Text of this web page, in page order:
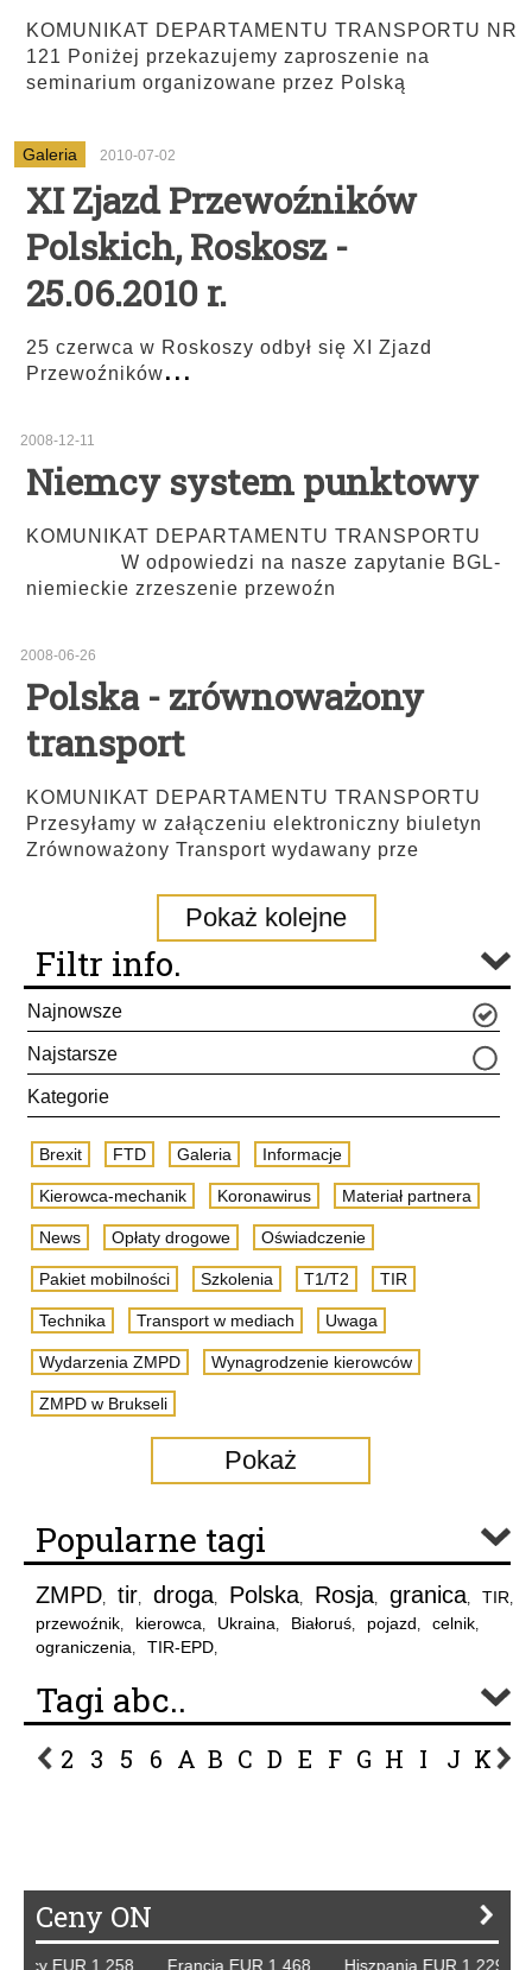
KOMUNIKAT DEPARTAMENTU TRANSPORTU NR
121 Poniżej przekazujemy zaproszenie na
seminarium organizowane przez Polską
Galeria 2010-07-02
XI Zjazd Przewoźników
Polskich, Roskosz -
25.06.2010 r.
25 czerwca w Roskoszy odbył się XI Zjazd
Przewoźników...
2008-12-11
Niemcy system punktowy
KOMUNIKAT DEPARTAMENTU TRANSPORTU
W odpowiedzi na nasze zapytanie BGL-
niemieckie zrzeszenie przewoźn
2008-06-26
Polska - zrównoważony
transport
KOMUNIKAT DEPARTAMENTU TRANSPORTU
Przesyłamy w załączeniu elektroniczny biuletyn
Zrównoważony Transport wydawany prze
Pokaż kolejne
Filtr info.
Najnowsze
Najstarsze
Kategorie
Brexit FTD Galeria Informacje
Kierowca-mechanik Koronawirus Materiał partnera
News Opłaty drogowe Oświadczenie
Pakiet mobilności Szkolenia T1/T2 TIR
Technika Transport w mediach Uwaga
Wydarzenia ZMPD Wynagrodzenie kierowców
ZMPD w Brukseli
Pokaż
Popularne tagi
ZMPD, tir, droga, Polska, Rosja, granica, TIR,
przewoźnik, kierowca, Ukraina, Białoruś, pojazd, celnik,
ograniczenia, TIR-EPD,
Tagi abc..
2 3 5 6 A B C D E F G H I J K L
Ceny ON
EUR 1,258 Francja EUR 1,468 Hiszpania EUR 1,229